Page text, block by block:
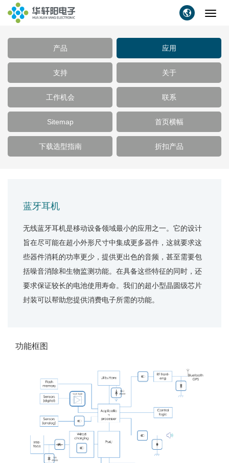
产品 应用
支持 关于
工作机会 联系
Sitemap 首页横幅
下载选型指南 折扣产品
蓝牙耳机
无线蓝牙耳机是移动设备领域最小的应用之一。它的设计
旨在尽可能在超小外形尺寸中集成更多器件，这就要求这
些器件消耗的功率更少，提供更出色的音频，甚至需要包
括噪音消除和生物监测功能。在具备这些特征的同时，还
要求保证较长的电池使用寿命。我们的超小型晶圆级芯片
封装可以帮助您提供消费电子所需的功能。
功能框图